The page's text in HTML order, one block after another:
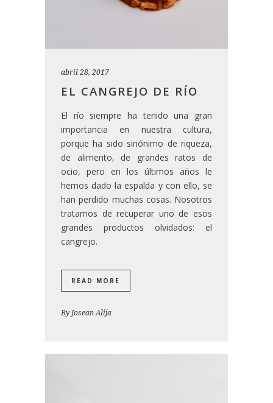
abril 28, 2017
EL CANGREJO DE RÍO
El río siempre ha tenido una gran
importancia en nuestra cultura,
porque ha sido sinónimo de riqueza,
de alimento, de grandes ratos de
ocio, pero en los últimos años le
hemos dado la espalda y con ello, se
han perdido muchas cosas. Nosotros
tratamos de recuperar uno de esos
grandes productos olvidados: el
cangrejo.
READ MORE
By Josean Alija